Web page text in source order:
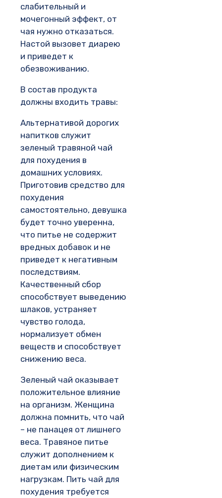
слабительный и
мочегонный эффект, от
чая нужно отказаться.
Настой вызовет диарею
и приведет к
обезвоживанию.
В состав продукта
должны входить травы:
Альтернативой дорогих
напитков служит
зеленый травяной чай
для похудения в
домашних условиях.
Приготовив средство для
похудения
самостоятельно, девушка
будет точно уверенна,
что питье не содержит
вредных добавок и не
приведет к негативным
последствиям.
Качественный сбор
способствует выведению
шлаков, устраняет
чувство голода,
нормализует обмен
веществ и способствует
снижению веса.
Зеленый чай оказывает
положительное влияние
на организм. Женщина
должна помнить, что чай
– не панацея от лишнего
веса. Травяное питье
служит дополнением к
диетам или физическим
нагрузкам. Пить чай для
похудения требуется